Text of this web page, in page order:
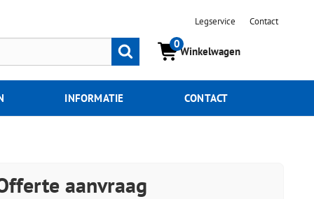
Legservice Contact
0
Winkelwagen
Zoeken
INFORMATIE CONTACT
aanvraag